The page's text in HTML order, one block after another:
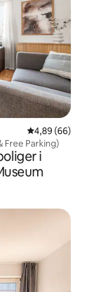
4,89 ud af 5 i
4,89 (66)
Free Parking)
i